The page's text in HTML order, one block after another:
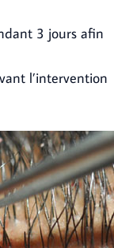
3 jours afin
l’intervention